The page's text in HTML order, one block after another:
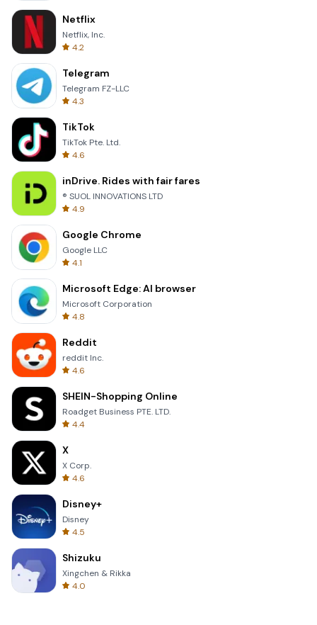
Netflix
Netflix, Inc.
4.2
Telegram
Telegram FZ-LLC
4.3
TikTok
TikTok Pte. Ltd.
4.6
inDrive. Rides with fair fares
® SUOL INNOVATIONS LTD
4.9
Google Chrome
Google LLC
4.1
Microsoft Edge: AI browser
Microsoft Corporation
4.8
Reddit
reddit Inc.
4.6
SHEIN-Shopping Online
Roadget Business PTE. LTD.
4.4
X
X Corp.
4.6
Disney+
Disney
4.5
Shizuku
Xingchen & Rikka
4.0